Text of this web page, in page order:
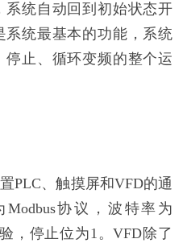
统自动回到初始状态开
统最基本的功能，系统
停止、循环变频的整个运
PLC、触摸屏和VFD的通
协议，波特率为
，停止位为1。VFD除了